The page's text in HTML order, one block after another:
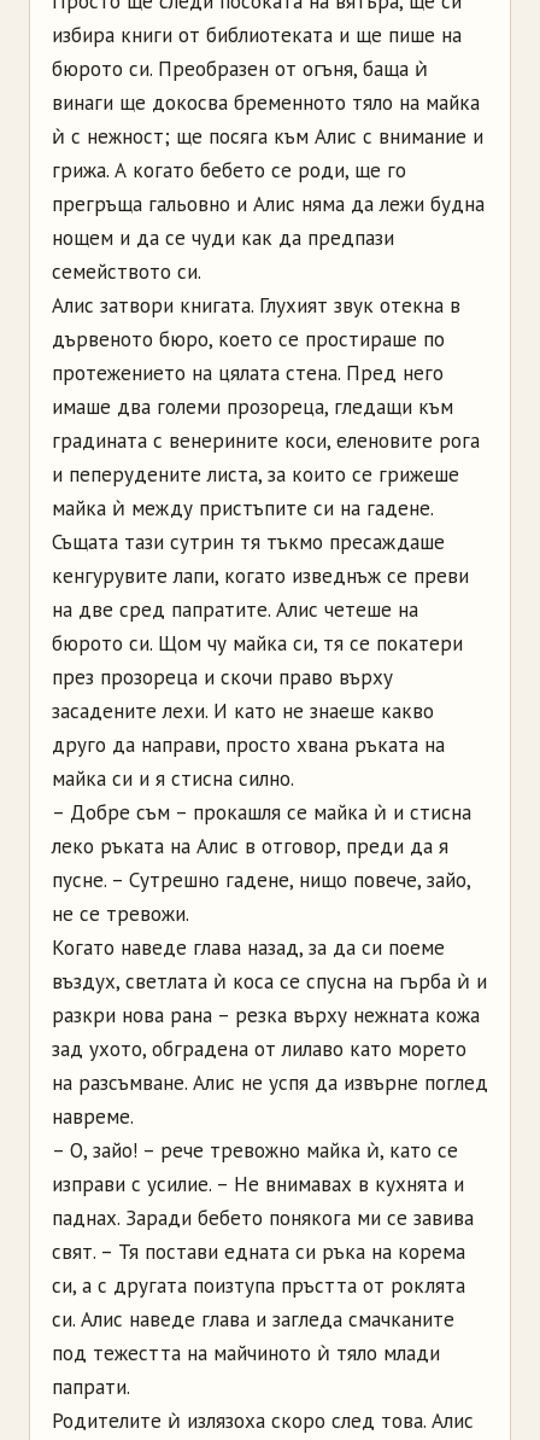
избира книги от библиотеката и ще пише на
бюрото си. Преобразен от огъня, баща ѝ
винаги ще докосва бременното тяло на майка
ѝ с нежност; ще посяга към Алис с внимание и
грижа. А когато бебето се роди, ще го
прегръща гальовно и Алис няма да лежи будна
нощем и да се чуди как да предпази
семейството си.
Алис затвори книгата. Глухият звук отекна в
дървеното бюро, което се простираше по
протежението на цялата стена. Пред него
имаше два големи прозореца, гледащи към
градината с венерините коси, еленовите рога
и пеперудените листа, за които се грижеше
майка ѝ между пристъпите си на гадене.
Същата тази сутрин тя тъкмо пресаждаше
кенгурувите лапи, когато изведнъж се преви
на две сред папратите. Алис четеше на
бюрото си. Щом чу майка си, тя се покатери
през прозореца и скочи право върху
засадените лехи. И като не знаеше какво
друго да направи, просто хвана ръката на
майка си и я стисна силно.
– Добре съм – прокашля се майка ѝ и стисна
леко ръката на Алис в отговор, преди да я
пусне. – Сутрешно гадене, нищо повече, зайо,
не се тревожи.
Когато наведе глава назад, за да си поеме
въздух, светлата ѝ коса се спусна на гърба ѝ и
разкри нова рана – резка върху нежната кожа
зад ухото, обградена от лилаво като морето
на разсъмване. Алис не успя да извърне поглед
навреме.
– О, зайо! – рече тревожно майка ѝ, като се
изправи с усилие. – Не внимавах в кухнята и
паднах. Заради бебето понякога ми се завива
свят. – Тя постави едната си ръка на корема
си, а с другата поизтупа пръстта от роклята
си. Алис наведе глава и загледа смачканите
под тежестта на майчиното ѝ тяло млади
папрати.
Родителите ѝ излязоха скоро след това. Алис